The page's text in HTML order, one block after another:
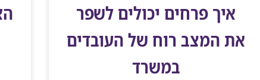
איך פרחים יכולים לשפר
את המצב רוח של העובדים
במשרד